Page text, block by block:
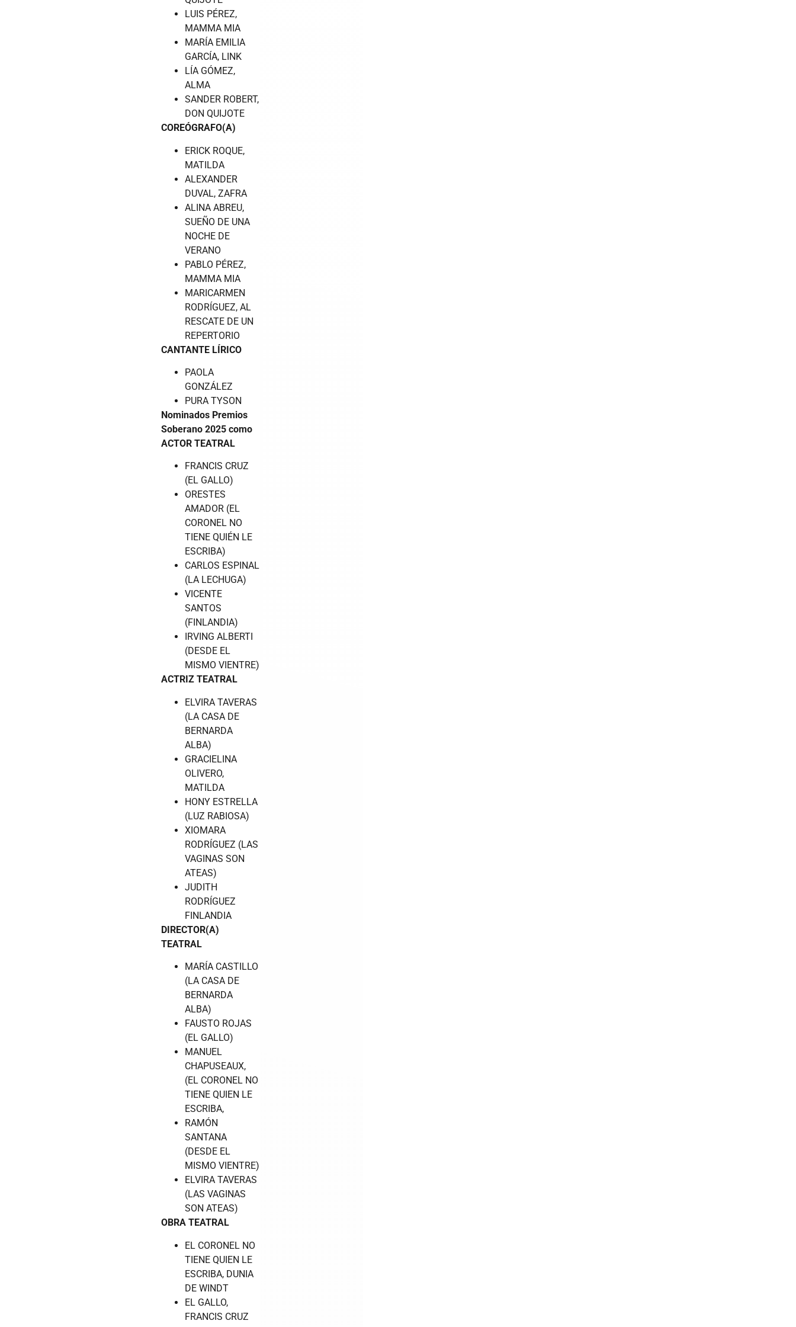
LUIS PÉREZ,
MAMMA MIA
MARÍA EMILIA
GARCÍA, LINK
LÍA GÓMEZ,
ALMA
SANDER ROBERT,
DON QUIJOTE
COREÓGRAFO(A)
ERICK ROQUE,
MATILDA
ALEXANDER
DUVAL, ZAFRA
ALINA ABREU,
SUEÑO DE UNA
NOCHE DE
VERANO
PABLO PÉREZ,
MAMMA MIA
MARICARMEN
RODRÍGUEZ, AL
RESCATE DE UN
REPERTORIO
CANTANTE LÍRICO
PAOLA
GONZÁLEZ
PURA TYSON
Nominados Premios
Soberano 2025 como
ACTOR TEATRAL
FRANCIS CRUZ
(EL GALLO)
ORESTES
AMADOR (EL
CORONEL NO
TIENE QUIÉN LE
ESCRIBA)
CARLOS ESPINAL
(LA LECHUGA)
VICENTE
SANTOS
(FINLANDIA)
IRVING ALBERTI
(DESDE EL
MISMO VIENTRE)
ACTRIZ TEATRAL
ELVIRA TAVERAS
(LA CASA DE
BERNARDA
ALBA)
GRACIELINA
OLIVERO,
MATILDA
HONY ESTRELLA
(LUZ RABIOSA)
XIOMARA
RODRÍGUEZ (LAS
VAGINAS SON
ATEAS)
JUDITH
RODRÍGUEZ
FINLANDIA
DIRECTOR(A)
TEATRAL
MARÍA CASTILLO
(LA CASA DE
BERNARDA
ALBA)
FAUSTO ROJAS
(EL GALLO)
MANUEL
CHAPUSEAUX,
(EL CORONEL NO
TIENE QUIEN LE
ESCRIBA,
RAMÓN
SANTANA
(DESDE EL
MISMO VIENTRE)
ELVIRA TAVERAS
(LAS VAGINAS
SON ATEAS)
OBRA TEATRAL
EL CORONEL NO
TIENE QUIEN LE
ESCRIBA, DUNIA
DE WINDT
EL GALLO,
FRANCIS CRUZ